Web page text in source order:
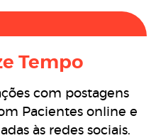
Tempo
com postagens
Pacientes online e
às redes sociais.